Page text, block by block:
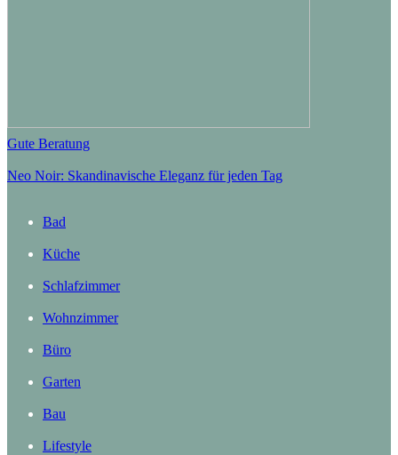
Gute Beratung
Neo Noir: Skandinavische Eleganz für jeden Tag
Bad
Küche
Schlafzimmer
Wohnzimmer
Büro
Garten
Bau
Lifestyle